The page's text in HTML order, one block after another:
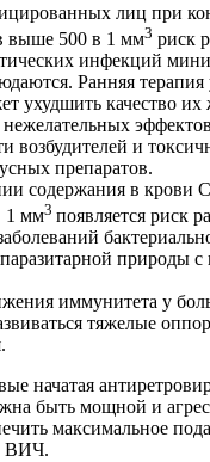
лиц при
выше 500 в 1 мм3 риск
инфекций
Ранняя
ухудшить качество их
возбудителей и
препаратов.
содержания в крови
1 мм3 появляется риск
природы
иммунитета у
тяжелые
начатая
быть мощной и
максимальное
ВИЧ.